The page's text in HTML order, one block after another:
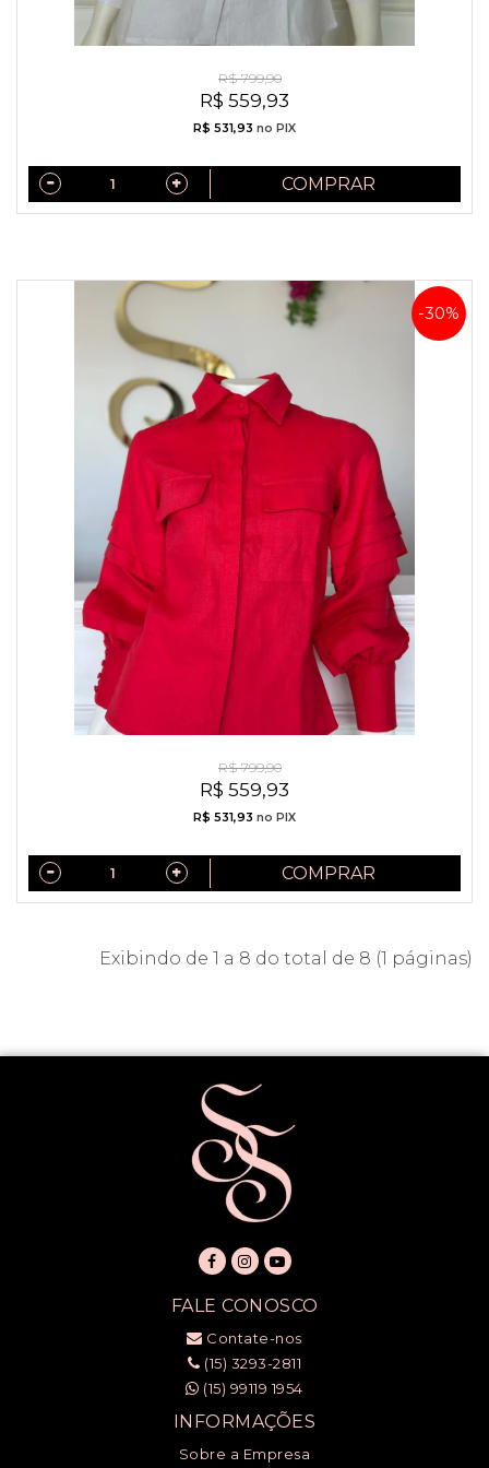
R$ 559,93
R$ 799,90
R$ 531,93 no PIX
COMPRAR
R$ 559,93
R$ 799,90
-30%
R$ 531,93 no PIX
COMPRAR
Exibindo de 1 a 8 do total de 8 (1 páginas)
FALE CONOSCO
Contate-nos
(15) 3293-2811
(15) 99119 1954
INFORMAÇÕES
Sobre a Empresa